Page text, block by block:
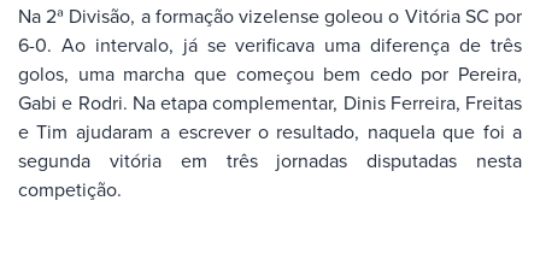
Na 2ª Divisão, a formação vizelense goleou o Vitória SC por
6-0. Ao intervalo, já se verificava uma diferença de três
golos, uma marcha que começou bem cedo por Pereira,
Gabi e Rodri. Na etapa complementar, Dinis Ferreira, Freitas
e Tim ajudaram a escrever o resultado, naquela que foi a
segunda vitória em três jornadas disputadas nesta
competição.